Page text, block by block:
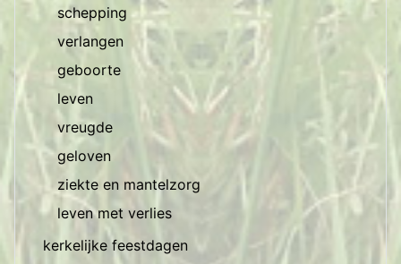
schepping
verlangen
geboorte
leven
vreugde
geloven
ziekte en mantelzorg
leven met verlies
kerkelijke feestdagen